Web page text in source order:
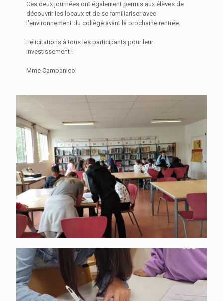
Ces deux journées ont également permis aux élèves de
découvrir les locaux et de se familiariser avec
l'environnement du collège avant la prochaine rentrée.
Félicitations à tous les participants pour leur
investissement !
Mme Campanico